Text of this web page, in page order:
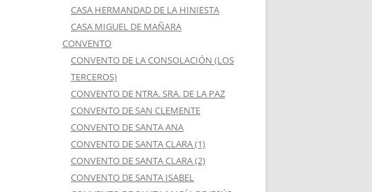
CASA HERMANDAD DE LA HINIESTA
CASA MIGUEL DE MAÑARA
CONVENTO
CONVENTO DE LA CONSOLACIÓN (LOS
TERCEROS)
CONVENTO DE NTRA. SRA. DE LA PAZ
CONVENTO DE SAN CLEMENTE
CONVENTO DE SANTA ANA
CONVENTO DE SANTA CLARA (1)
CONVENTO DE SANTA CLARA (2)
CONVENTO DE SANTA ISABEL